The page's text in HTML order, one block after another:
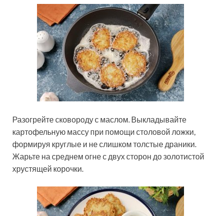
Разогрейте сковороду с маслом. Выкладывайте
картофельную массу при помощи столовой ложки,
формируя круглые и не слишком толстые драники.
Жарьте на среднем огне с двух сторон до золотистой
хрустящей корочки.